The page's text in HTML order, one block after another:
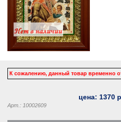
К сожалению, данный товар временно
цена: 1370
Арт.: 10002609